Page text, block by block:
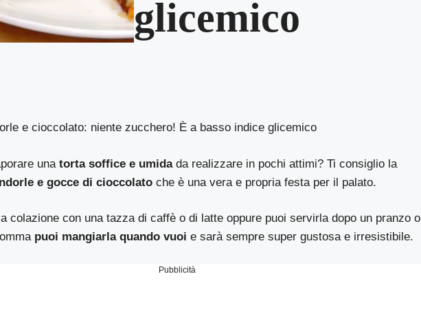
glicemico
e cioccolato: niente zucchero! È a basso indice glicemico
unatorta soffice e umidada realizzare in pochi attimi? Ti consiglio la
e gocce di cioccolato che è una vera e propria festa per il palato.
colazione con una tazza di caffè o di latte oppure puoi servirla dopo un pranzo o
puoi mangiarla quando vuoi e sarà sempre super gustosa e irresistibile.
Pubblicità